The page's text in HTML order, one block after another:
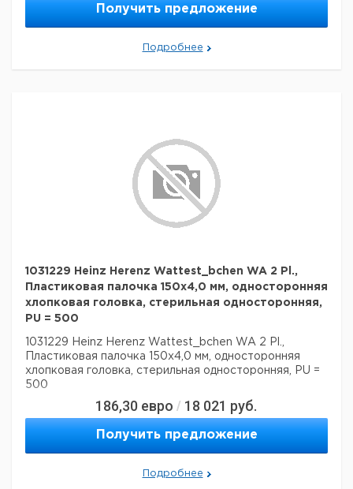
Получить предложение
Подробнее
1031229 Heinz Herenz Wattest_bchen WA 2 Pl.,
Пластиковая палочка 150x4,0 мм, односторонняя
хлопковая головка, стерильная односторонняя,
PU = 500
1031229 Heinz Herenz Wattest_bchen WA 2 Pl.,
Пластиковая палочка 150x4,0 мм, односторонняя
хлопковая головка, стерильная односторонняя, PU =
500
186,30 евро / 18 021 руб.
Получить предложение
Подробнее